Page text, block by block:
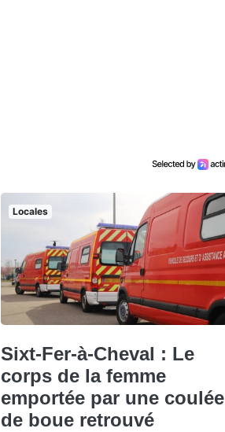
Locales
Sixt-Fer-à-Cheval : Le
corps de la femme
emportée par une coulée
de boue retrouvé